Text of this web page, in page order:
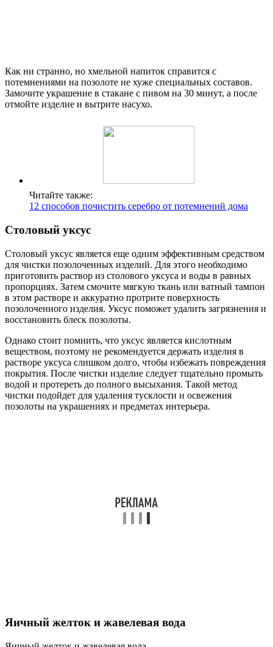
Как ни странно, но хмельной напиток справится с
потемнениями на позолоте не хуже специальных составов.
Замочите украшение в стакане с пивом на 30 минут, а после
отмойте изделие и вытрите насухо.
Читайте также:
12 способов почистить серебро от потемнений дома
Столовый уксус
Столовый уксус является еще одним эффективным средством
для чистки позолоченных изделий. Для этого необходимо
приготовить раствор из столового уксуса и воды в равных
пропорциях. Затем смочите мягкую ткань или ватный тампон
в этом растворе и аккуратно протрите поверхность
позолоченного изделия. Уксус поможет удалить загрязнения и
восстановить блеск позолоты.
Однако стоит помнить, что уксус является кислотным
веществом, поэтому не рекомендуется держать изделия в
растворе уксуса слишком долго, чтобы избежать повреждения
покрытия. После чистки изделие следует тщательно промыть
водой и протереть до полного высыхания. Такой метод
чистки подойдет для удаления тусклости и освежения
позолоты на украшениях и предметах интерьера.
Яичный желток и жавелевая вода